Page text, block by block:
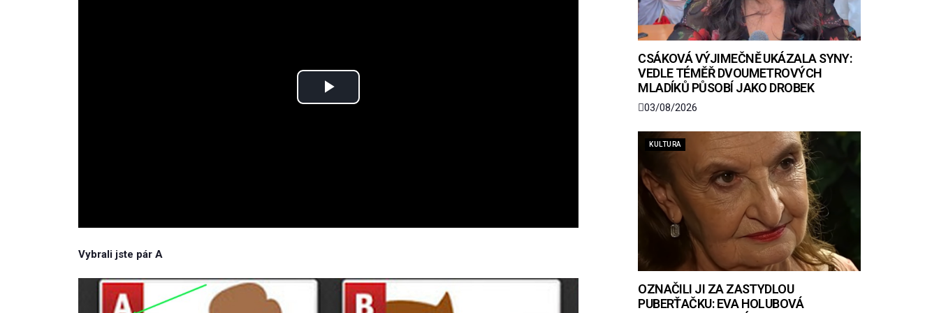
Play
Vybrali jste pár A
CSÁKOVÁ VÝJIMEČNĚ UKÁZALA SYNY:
VEDLE TÉMĚŘ DVOUMETROVÝCH
MLADÍKŮ PŮSOBÍ JAKO DROBEK
03/08/2026
KULTURA
OZNAČILI JI ZA ZASTYDLOU
PUBERŤAČKU: EVA HOLUBOVÁ